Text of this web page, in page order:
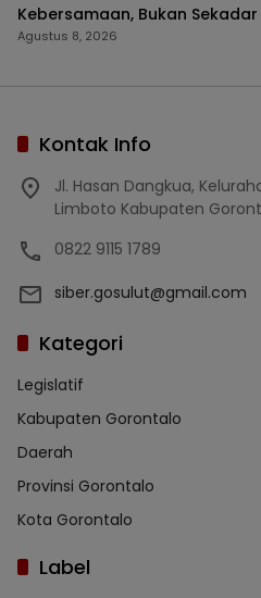
Kebersamaan, Bukan
Agustus 8, 2026
Kontak Info
Jl. Hasan Dangkua,
Limboto Kabupaten
0822 9115 1789
siber.gosulut@gmail.com
Kategori
Legislatif
Kabupaten Gorontalo
Daerah
Provinsi Gorontalo
Kota Gorontalo
Label